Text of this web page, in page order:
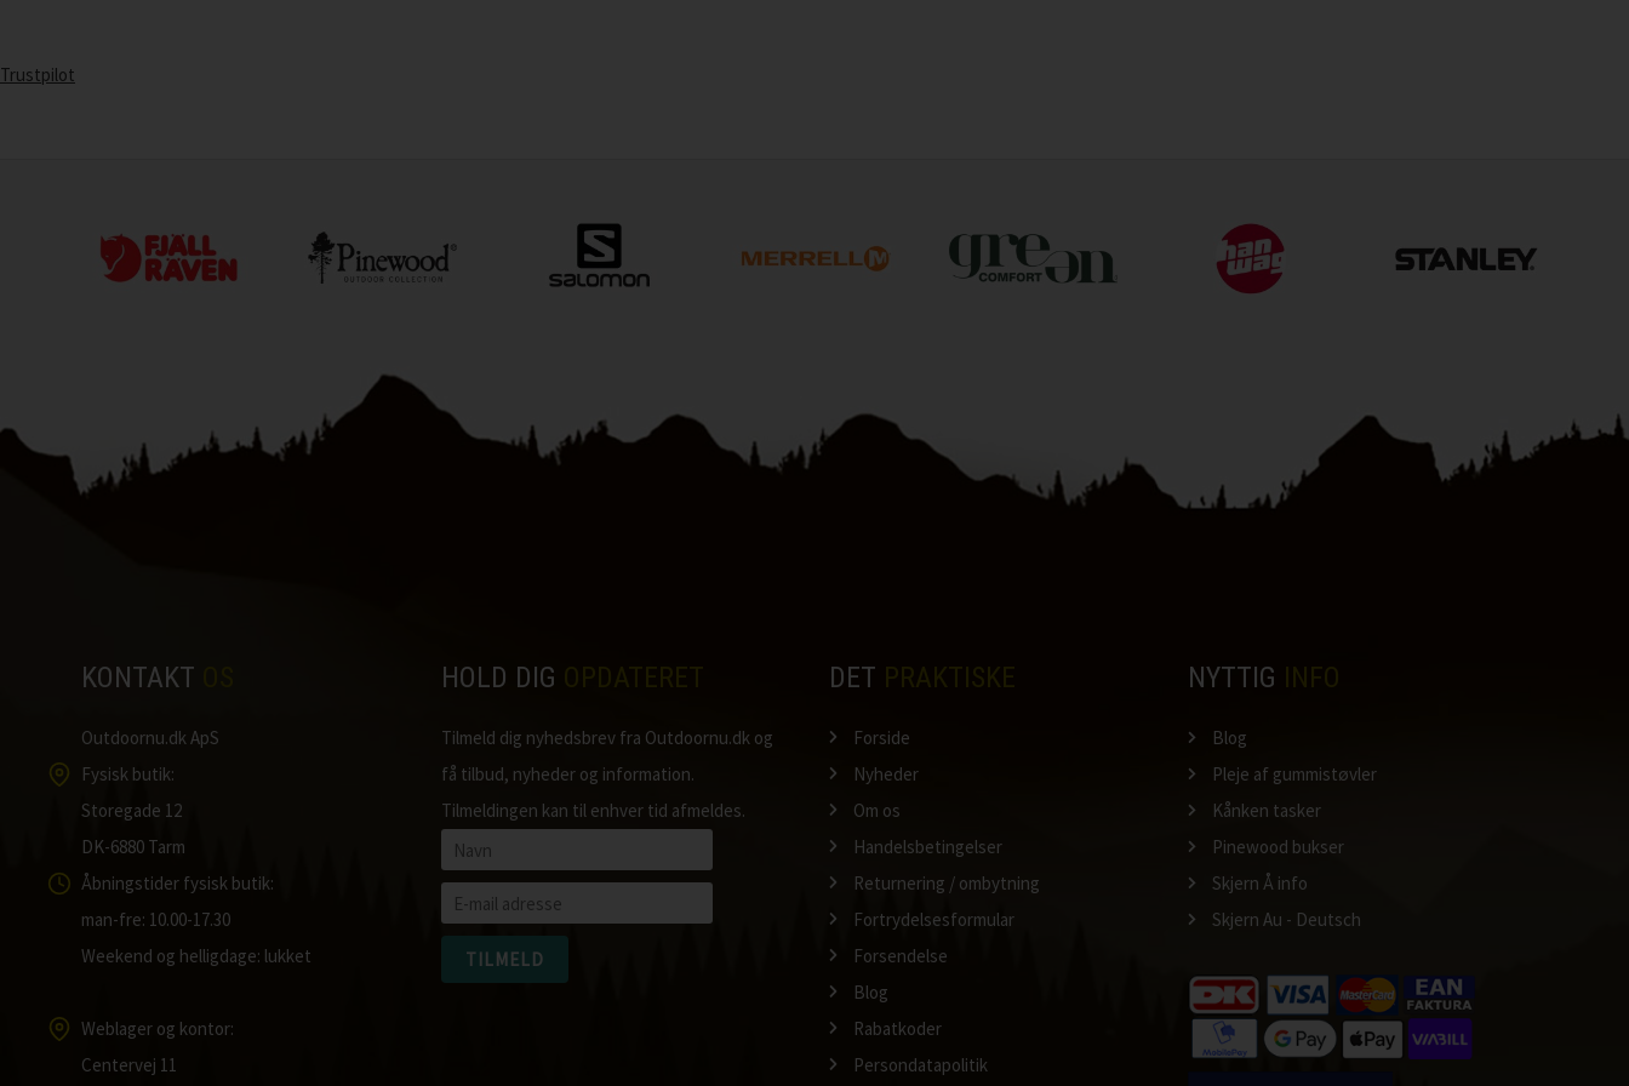
Trustpilot
KONTAKT
Outdoornu.dk ApS
Fysisk butik:
Storegade 12
DK-6880 Tarm
Åbningstider fysisk butik:
man-fre: 10.00-17.30
Weekend og helligdage: lukket
Weblager og kontor:
Centervej 11
HOLD DIG
Tilmeld dig nyhedsbrev fra Outdoornu.dk og
få tilbud, nyheder og information.
Tilmeldingen kan til enhver tid afmeldes.
DET
Forside
Nyheder
Om os
Handelsbetingelser
Returnering / ombytning
Fortrydelsesformular
Forsendelse
Blog
Rabatkoder
Persondatapolitik
NYTTIG
Blog
Pleje af gummistøvler
Kånken tasker
Pinewood bukser
Skjern Å info
Skjern Au - Deutsch